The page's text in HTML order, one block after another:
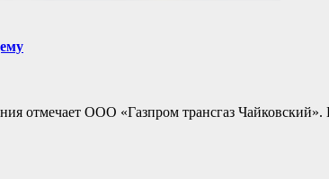
отмечает ООО «Газпром трансгаз